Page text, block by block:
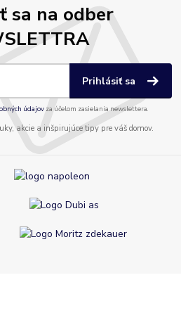
sa na odber
Prihlásiť sa
údajov za účelom zasielania newslettera.
akcie a inšpirujúce tipy pre váš domov.